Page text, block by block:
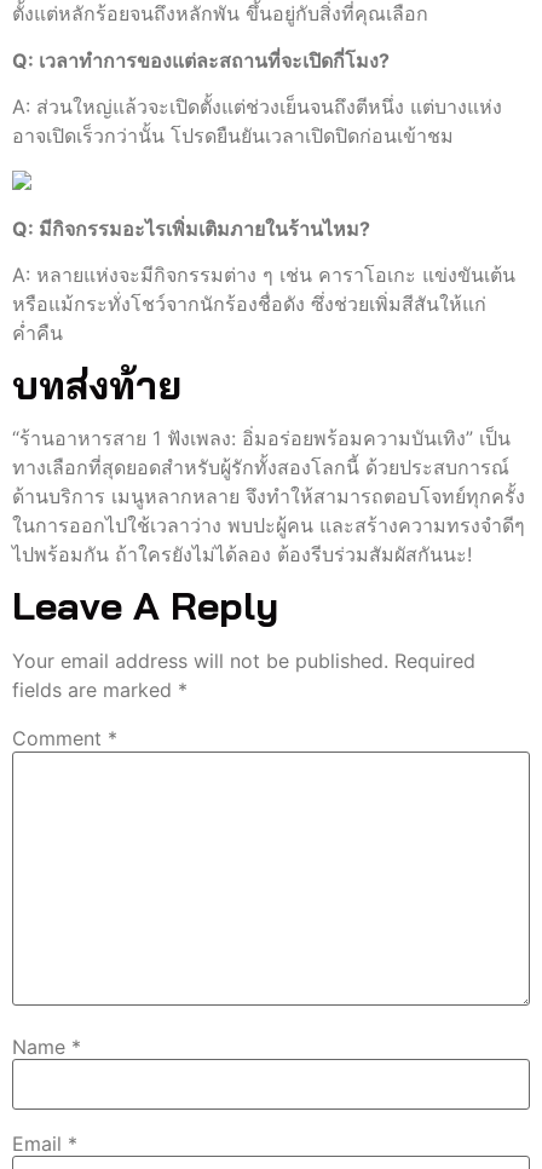
ตั้งแต่หลักร้อยจนถึงหลักพัน ขึ้นอยู่กับสิ่งที่คุณเลือก
Q: เวลาทำการของแต่ละสถานที่จะเปิดกี่โมง?
A: ส่วนใหญ่แล้วจะเปิดตั้งแต่ช่วงเย็นจนถึงตีหนึ่ง แต่บางแห่ง
อาจเปิดเร็วกว่านั้น โปรดยืนยันเวลาเปิดปิดก่อนเข้าชม
Q: มีกิจกรรมอะไรเพิ่มเติมภายในร้านไหม?
A: หลายแห่งจะมีกิจกรรมต่าง ๆ เช่น คาราโอเกะ แข่งขันเต้น
หรือแม้กระทั่งโชว์จากนักร้องชื่อดัง ซึ่งช่วยเพิ่มสีสันให้แก่
ค่ำคืน
บทส่งท้าย
“ร้านอาหารสาย 1 ฟังเพลง: อิ่มอร่อยพร้อมความบันเทิง” เป็น
ทางเลือกที่สุดยอดสำหรับผู้รักทั้งสองโลกนี้ ด้วยประสบการณ์
ด้านบริการ เมนูหลากหลาย จึงทำให้สามารถตอบโจทย์ทุกครั้ง
ในการออกไปใช้เวลาว่าง พบปะผู้คน และสร้างความทรงจำดีๆ
ไปพร้อมกัน ถ้าใครยังไม่ได้ลอง ต้องรีบร่วมสัมผัสกันนะ!
Leave A Reply
Your email address will not be published. Required
fields are marked *
Comment *
Name *
Email *